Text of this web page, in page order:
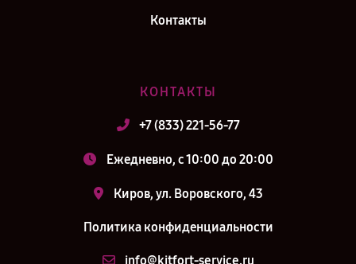
Контакты
КОНТАКТЫ
+7 (833) 221-56-77
Ежедневно, с 10:00 до 20:00
Киров, ул. Воровского, 43
Политика конфиденциальности
info@kitfort-service.ru